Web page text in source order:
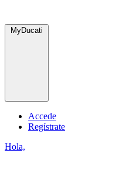
MyDucati
Accede
Regístrate
Hola,